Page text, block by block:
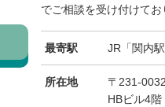
でご相談を受け付けてお
最寄駅 JR「関内
所在地
〒231-
HBビル4階